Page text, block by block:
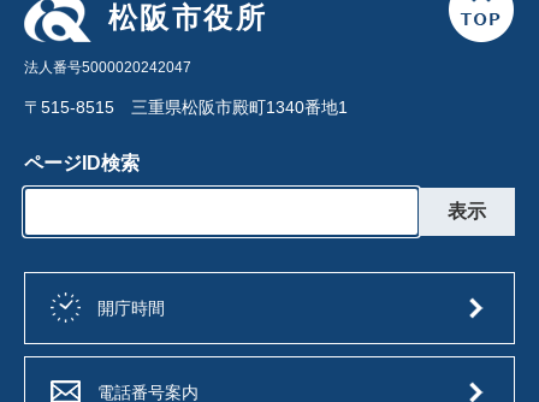
松阪市役所
法人番号5000020242047
〒515-8515 三重県松阪市殿町1340番地1
ページID検索
開庁時間
電話番号案内